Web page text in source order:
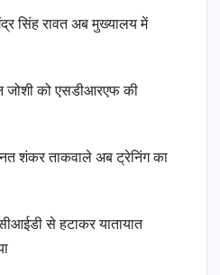
सिंह रावत अब मुख्यालय में
जोशी को एसडीआरएफ की
शंकर ताकवाले अब ट्रेनिंग का
से हटाकर यातायात